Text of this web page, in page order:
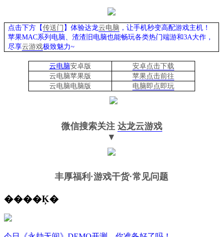
点击下方【传送门 】体验达龙云电脑 ，让手机秒变高配游戏主机 ！
苹果MAC系列电脑、渣渣旧电脑也能畅玩各类热门端游和3A大作，
尽享云游戏极致魅力~
云电脑安卓版
安卓点击下载
云电脑苹果版
苹果点击前往
云电脑电脑 版 电脑即点即玩
微信搜索关注 达龙云游戏
▼
丰厚福利 ·游戏干货·常见问题
����Ķ�